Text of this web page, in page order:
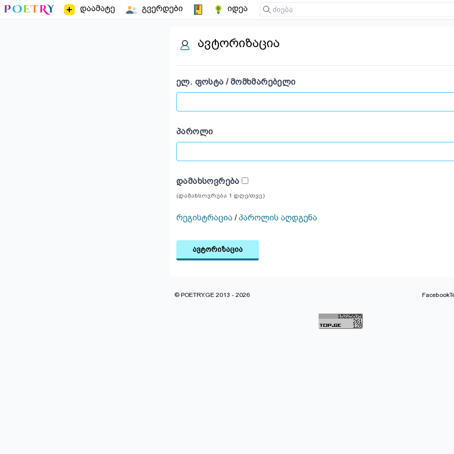
დაამატე გვერდები იდეა
ავტორიზაცია
ᲔᲚ. ᲤᲝᲡᲢᲐ / ᲛᲝᲛᲮᲛᲐᲠᲔᲑᲔᲚᲘ
ᲞᲐᲠᲝᲚᲘ
ᲓᲐᲛᲐᲮᲡᲝᲕᲠᲔᲑᲐ
(დამახსოვრება 1 დღე/თვე)
რეგისტრაცია /პაროლის აღდგენა
ავტორიზაცია
© POETRY.GE 2013 - 2026 Facebook